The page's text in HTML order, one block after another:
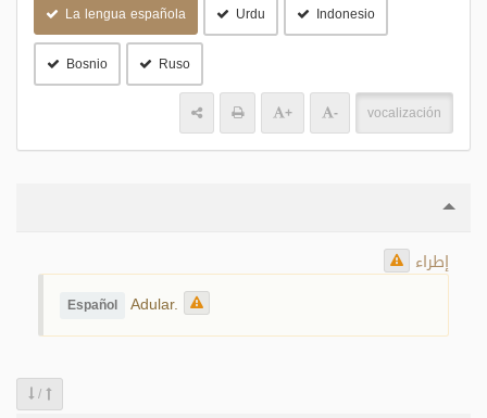
La lengua española Urdu Indonesio
Bosnio Ruso
+ - vocalización
إطراء
Español Adular.
/